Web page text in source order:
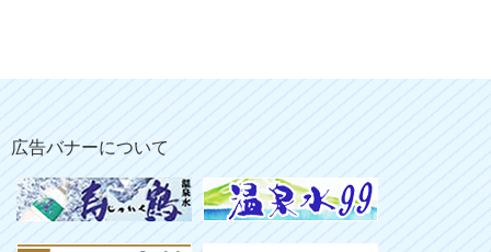
広告バナーについて